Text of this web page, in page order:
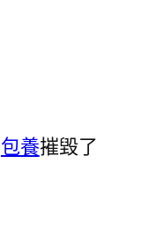
包養摧毀了